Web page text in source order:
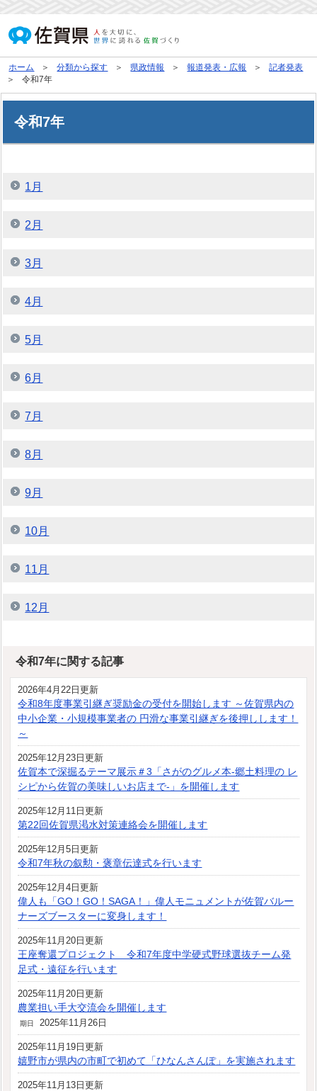
ホーム 分類から探す 県政情報 報道発表・広報
記者発表
令和7年
令和7年
1月
2月
3月
4月
5月
6月
7月
8月
9月
10月
11月
12月
令和7年に関する記事
2026年4月22日更新
令和8年度事業引継ぎ奨励金の受付を開始します ～佐賀県内の
中小企業・小規模事業者の 円滑な事業引継ぎを後押しします！
～
2025年12月23日更新
佐賀本で深掘るテーマ展示＃3「さがのグルメ本-郷土料理の レ
シピから佐賀の美味しいお店まで-」を開催します
2025年12月11日更新
第22回佐賀県渇水対策連絡会を開催します
2025年12月5日更新
令和7年秋の叙勲・褒章伝達式を行います
2025年12月4日更新
偉人も「GO！GO！SAGA！」偉人モニュメントが佐賀バルー
ナーズブースターに変身します！
2025年11月20日更新
王座奪還プロジェクト 令和7年度中学硬式野球選抜チーム発
足式・遠征を行います
2025年11月20日更新
農業担い手大交流会を開催します
期日 2025年11月26日
2025年11月19日更新
嬉野市が県内の市町で初めて「ひなんさんぽ」を実施されます
2025年11月13日更新